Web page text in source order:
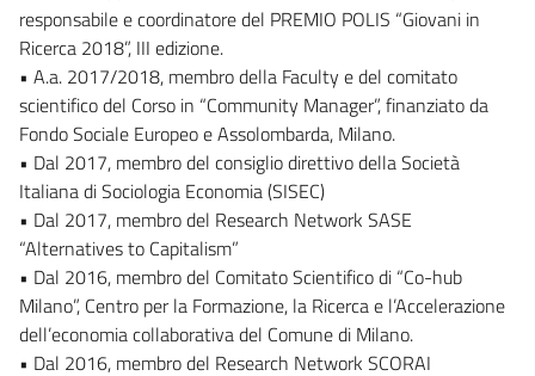
responsabile e coordinatore del PREMIO POLIS “Giovani in
Ricerca 2018”, III edizione.
• A.a. 2017/2018, membro della Faculty e del comitato
scientifico del Corso in “Community Manager”, finanziato da
Fondo Sociale Europeo e Assolombarda, Milano.
• Dal 2017, membro del consiglio direttivo della Società
Italiana di Sociologia Economia (SISEC)
• Dal 2017, membro del Research Network SASE
“Alternatives to Capitalism”
• Dal 2016, membro del Comitato Scientifico di “Co-hub
Milano”, Centro per la Formazione, la Ricerca e l’Accelerazione
dell’economia collaborativa del Comune di Milano.
• Dal 2016, membro del Research Network SCORAI